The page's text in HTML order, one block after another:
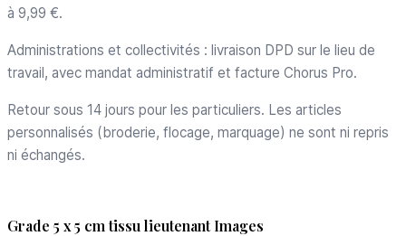
à 9,99 €.
Administrations et collectivités : livraison DPD sur le lieu de
travail, avec mandat administratif et facture Chorus Pro.
Retour sous 14 jours pour les particuliers. Les articles
personnalisés (broderie, flocage, marquage) ne sont ni repris
ni échangés.
Grade 5 x 5 cm tissu lieutenant Images